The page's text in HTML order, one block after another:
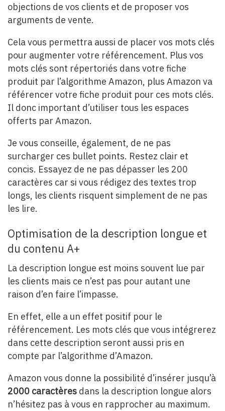
objections de vos clients et de proposer vos
arguments de vente.
Cela vous permettra aussi de placer vos mots clés
pour augmenter votre référencement. Plus vos
mots clés sont répertoriés dans votre fiche
produit par l’algorithme Amazon, plus Amazon va
référencer votre fiche produit pour ces mots clés.
Il donc important d’utiliser tous les espaces
offerts par Amazon.
Je vous conseille, également, de ne pas
surcharger ces bullet points. Restez clair et
concis. Essayez de ne pas dépasser les 200
caractères car si vous rédigez des textes trop
longs, les clients risquent simplement de ne pas
les lire.
Optimisation de la description longue et
du contenu A+
La description longue est moins souvent lue par
les clients mais ce n’est pas pour autant une
raison d’en faire l’impasse.
En effet, elle a un effet positif pour le
référencement. Les mots clés que vous intégrerez
dans cette description seront aussi pris en
compte par l’algorithme d’Amazon.
Amazon vous donne la possibilité d’insérer jusqu’à
2000 caractères dans la description longue alors
n’hésitez pas à vous en rapprocher au maximum.